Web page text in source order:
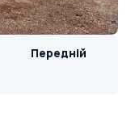
Передній